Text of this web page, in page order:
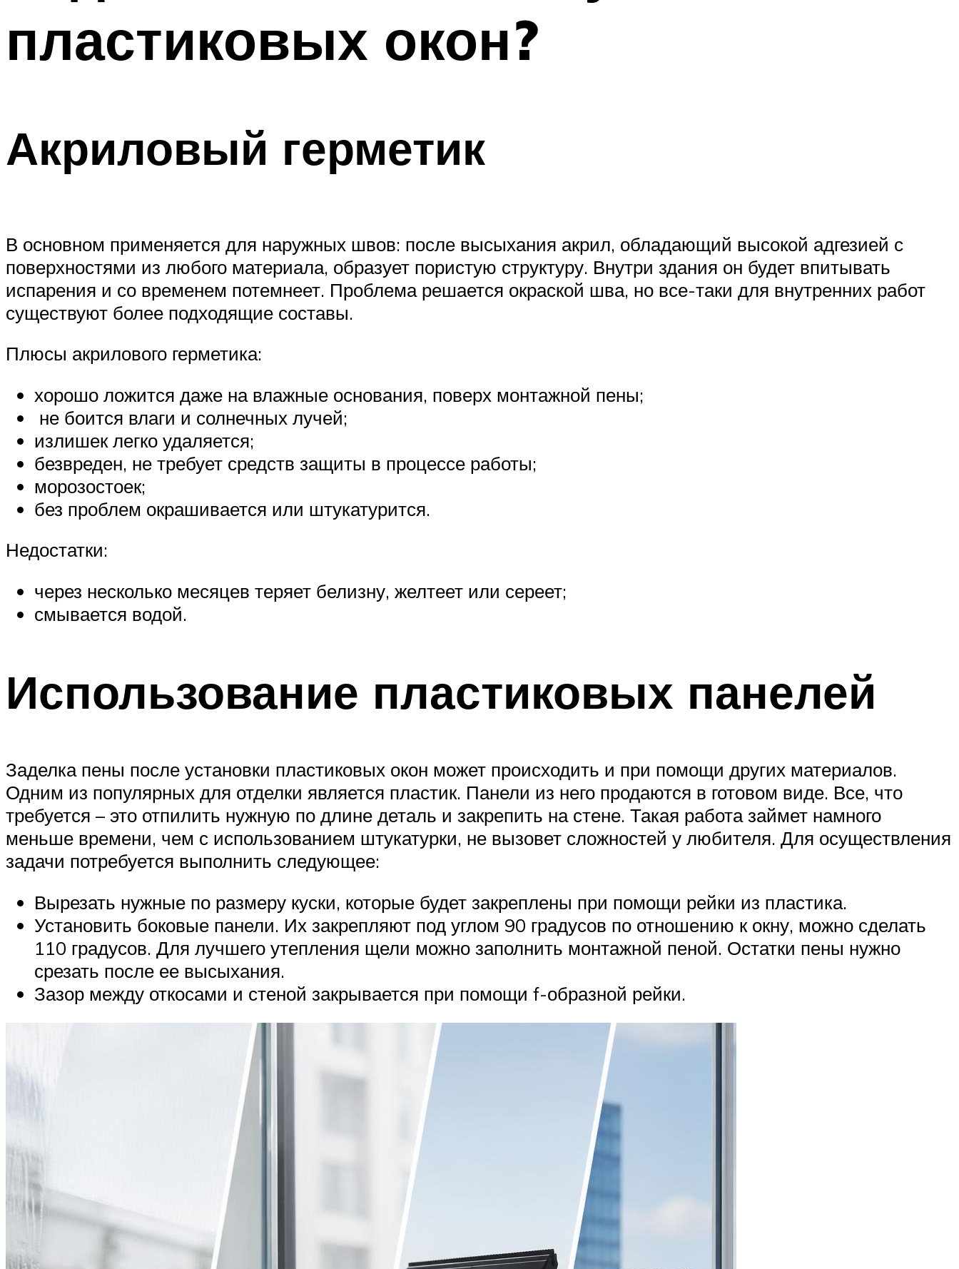
пластиковых окон?
Акриловый герметик
В основном применяется для наружных швов: после высыхания акрил, обладающий высокой адгезией с
поверхностями из любого материала, образует пористую структуру. Внутри здания он будет впитывать
испарения и со временем потемнеет. Проблема решается окраской шва, но все-таки для внутренних работ
существуют более подходящие составы.
Плюсы акрилового герметика:
хорошо ложится даже на влажные основания, поверх монтажной пены;
не боится влаги и солнечных лучей;
излишек легко удаляется;
безвреден, не требует средств защиты в процессе работы;
морозостоек;
без проблем окрашивается или штукатурится.
Недостатки:
через несколько месяцев теряет белизну, желтеет или сереет;
смывается водой.
Использование пластиковых панелей
Заделка пены после установки пластиковых окон может происходить и при помощи других материалов.
Одним из популярных для отделки является пластик. Панели из него продаются в готовом виде. Все, что
требуется – это отпилить нужную по длине деталь и закрепить на стене. Такая работа займет намного
меньше времени, чем с использованием штукатурки, не вызовет сложностей у любителя. Для осуществления
задачи потребуется выполнить следующее:
Вырезать нужные по размеру куски, которые будет закреплены при помощи рейки из пластика.
Установить боковые панели. Их закрепляют под углом 90 градусов по отношению к окну, можно сделать
110 градусов. Для лучшего утепления щели можно заполнить монтажной пеной. Остатки пены нужно
срезать после ее высыхания.
Зазор между откосами и стеной закрывается при помощи f-образной рейки.